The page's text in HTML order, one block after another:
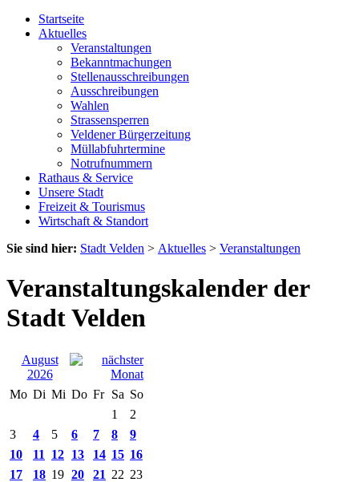
Startseite
Aktuelles
Veranstaltungen
Bekanntmachungen
Stellenausschreibungen
Ausschreibungen
Wahlen
Strassensperren
Veldener Bürgerzeitung
Müllabfuhrtermine
Notrufnummern
Rathaus & Service
Unsere Stadt
Freizeit & Tourismus
Wirtschaft & Standort
Sie sind hier: Stadt Velden > Aktuelles > Veranstaltungen
Veranstaltungskalender der
Stadt Velden
August
2026
Mo Di Mi Do Fr Sa So
1
2
3
4 5 6 7 8
9
10
11 12 13 14 15 16
17
18 19 20 21 22 23